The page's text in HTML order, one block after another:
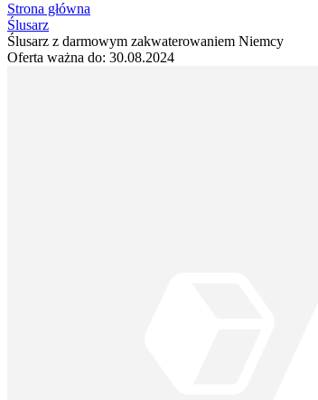
Strona główna
Ślusarz
Ślusarz z darmowym zakwaterowaniem Niemcy
Oferta ważna do: 30.08.2024